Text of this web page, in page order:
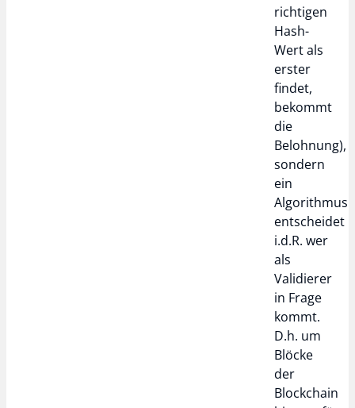
richtigen
Hash-
Wert als
erster
findet,
bekommt
die
Belohnung),
sondern
ein
Algorithmus
entscheidet
i.d.R. wer
als
Validierer
in Frage
kommt.
D.h. um
Blöcke
der
Blockchain